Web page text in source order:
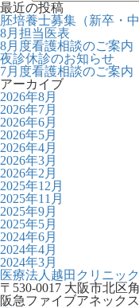
最近の投稿
胚培養士募集（新卒・
8月担当医表
8月度看護相談のご案内
夜診休診のお知らせ
7月度看護相談のご案内
アーカイブ
2026年8月
2026年7月
2026年6月
2026年5月
2026年4月
2026年3月
2026年2月
2025年12月
2025年11月
2025年9月
2025年5月
2024年6月
2024年4月
2024年3月
医療法人越田クリニック
〒530-0017 大阪市北区
阪急ファイブアネック